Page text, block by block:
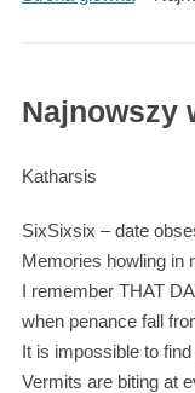
Najnowszy
Katharsis
SixSixsix – date
Memories howling in
I remember THAT
when penance fall
It is impossible to
Vermits are biting at